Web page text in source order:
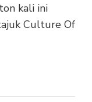
kali ini
Culture Of